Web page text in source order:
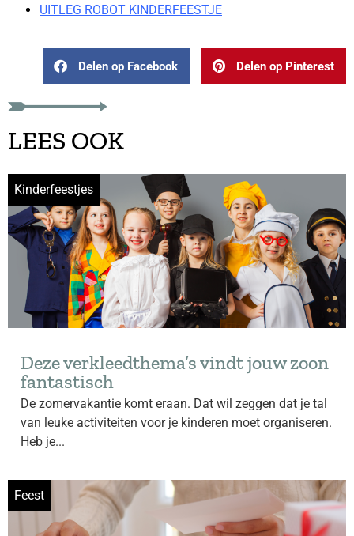
UITLEG ROBOT KINDERFEESTJE
Delen op Facebook Delen op Pinterest
LEES OOK
Kinderfeestjes
Deze verkleedthema’s vindt jouw zoon
fantastisch
De zomervakantie komt eraan. Dat wil zeggen dat je tal
van leuke activiteiten voor je kinderen moet organiseren.
Heb je...
Feest